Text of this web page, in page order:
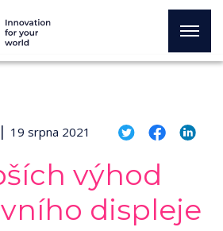
| 19 srpna 2021
výhod
displeje